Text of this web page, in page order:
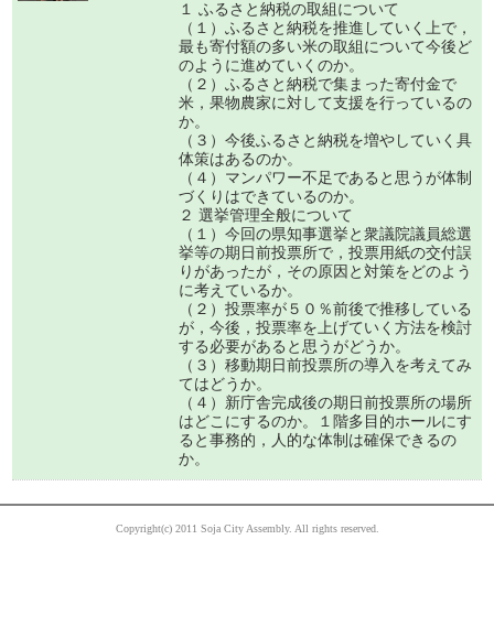
１ ふるさと納税の取組について
（１）ふるさと納税を推進していく上で，
最も寄付額の多い米の取組について今後ど
のように進めていくのか。
（２）ふるさと納税で集まった寄付金で
米，果物農家に対して支援を行っているの
か。
（３）今後ふるさと納税を増やしていく具
体策はあるのか。
（４）マンパワー不足であると思うが体制
づくりはできているのか。
２ 選挙管理全般について
（１）今回の県知事選挙と衆議院議員総選
挙等の期日前投票所で，投票用紙の交付誤
りがあったが，その原因と対策をどのよう
に考えているか。
（２）投票率が５０％前後で推移している
が，今後，投票率を上げていく方法を検討
する必要があると思うがどうか。
（３）移動期日前投票所の導入を考えてみ
てはどうか。
（４）新庁舎完成後の期日前投票所の場所
はどこにするのか。１階多目的ホールにす
ると事務的，人的な体制は確保できるの
か。
Copyright(c) 2011 Soja City Assembly. All rights reserved.